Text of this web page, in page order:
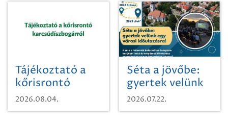
Tájékoztató a
kőrisrontó
karcsúdíszbogárról
2026.08.04.
Séta a jövőbe:
gyertek velünk
egy városi
időutazásra!
2026.07.22.